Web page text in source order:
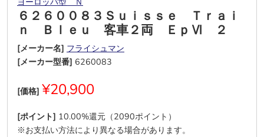
６２６００８３Ｓｕｉｓｓｅ Ｔｒａｉ
ｎ Ｂｌｅｕ 客車２両 ＥｐⅥ ２
[メーカー名] フライシュマン
[メーカー型番] 6260083
[価格] ¥20,900
[ポイント] 10.00%還元（2090ポイント）
※お支払い方法により異なる場合があります。